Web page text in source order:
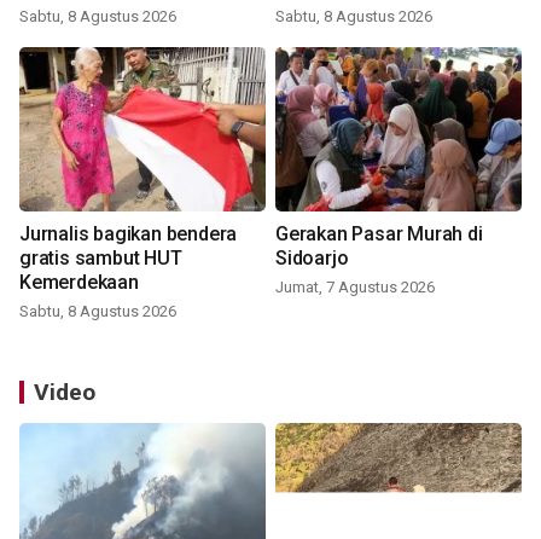
Sabtu, 8 Agustus 2026 Sabtu, 8 Agustus 2026
Jurnalis bagikan bendera
gratis sambut HUT
Kemerdekaan
Sabtu, 8 Agustus 2026
Gerakan Pasar Murah di
Sidoarjo
Jumat, 7 Agustus 2026
Video